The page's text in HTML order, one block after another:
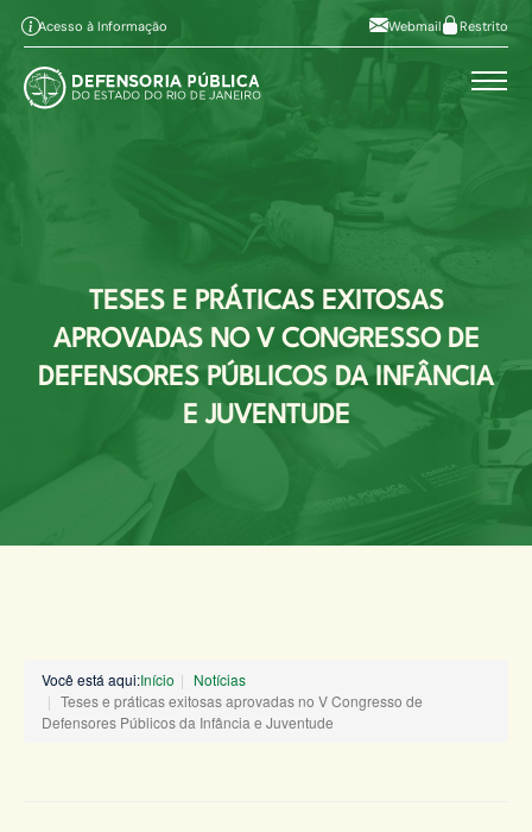
Pular para o conteúdo principal
Ir ao conteúdo Alt+2
Alt+4
A Aumentar fonte Alt+6
Mapa do site
Acesso à Informação Webmail Restrito
TESES E PRÁTICAS EXITOSAS
APROVADAS NO V CONGRESSO DE
DEFENSORES PÚBLICOS DA INFÂNCIA
E JUVENTUDE
Você está aqui:Início
Notícias
Teses e práticas exitosas aprovadas no V Congresso de
Defensores Públicos da Infância e Juventude